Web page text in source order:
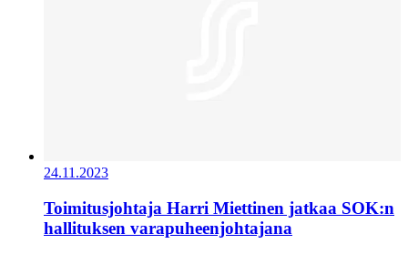
24.11.2023
Toimitusjohtaja Harri Miettinen jatkaa SOK:n
hallituksen varapuheenjohtajana